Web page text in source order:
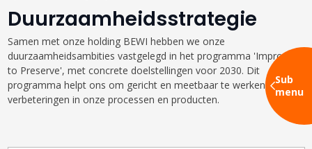
Sub
menu
Duurzaamheidsstrategie
Samen met onze holding BEWI hebben we onze
duurzaamheidsambities vastgelegd in het programma 'Improve
to Preserve', met concrete doelstellingen voor 2030. Dit
programma helpt ons om gericht en meetbaar te werken aan
verbeteringen in onze processen en producten.